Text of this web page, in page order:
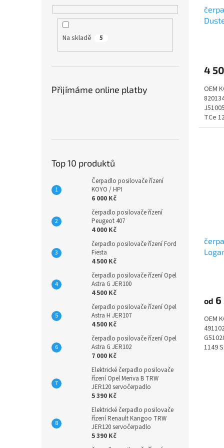
Na skladě 5
Přijímáme online platby
Top 10 produktů
Čerpadlo posilovače řízení
KOYO / HPI
6 000 Kč
čerpadlo posilovače řízení
Peugeot 407
4 000 Kč
čerpadlo posilovače řízení Ford
Fiesta
4 500 Kč
čerpadlo posilovače řízení Opel
Astra G JER100
4 500 Kč
čerpadlo posilovače řízení Opel
Astra H JER107
4 500 Kč
čerpadlo posilovače řízení Opel
Astra G JER102
7 000 Kč
Elektrické čerpadlo posilovače
řízení Opel Meriva B TRW
JER120 servočerpadlo
5 390 Kč
Elektrické čerpadlo posilovače
řízení Renault Kangoo TRW
JER120 servočerpadlo
5 390 Kč
4
OEM
TCe
od 6
OEM
1149